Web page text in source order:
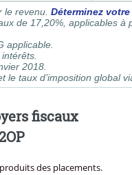
le revenu. Déterminez votre
de 17,20%, applicables
applicable.
2018.
le taux d’imposition global
fiscaux
des placements.